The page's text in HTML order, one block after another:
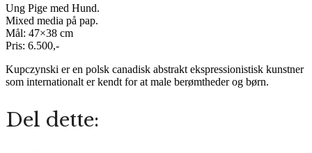
Ung Pige med Hund.
Mixed media på pap.
Mål: 47×38 cm
Pris: 6.500,-
Kupczynski er en polsk canadisk abstraktekspressionistisk kunstner
som internationalt er kendt for at male berømtheder og børn.
Del dette: